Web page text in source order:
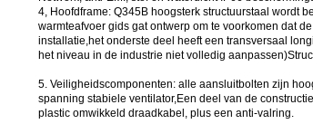
4, Hoofdframe: Q345B hoogsterk structuurstaal wordt
warmteafvoer gids gat ontwerp om te voorkomen dat
installatie,het onderste deel heeft een transversaal
het niveau in de industrie niet volledig
5. Veiligheidscomponenten: alle aansluitbolten zijn
spanning stabiele ventilator,Een deel van de
plastic omwikkeld draadkabel, plus een anti-valring.